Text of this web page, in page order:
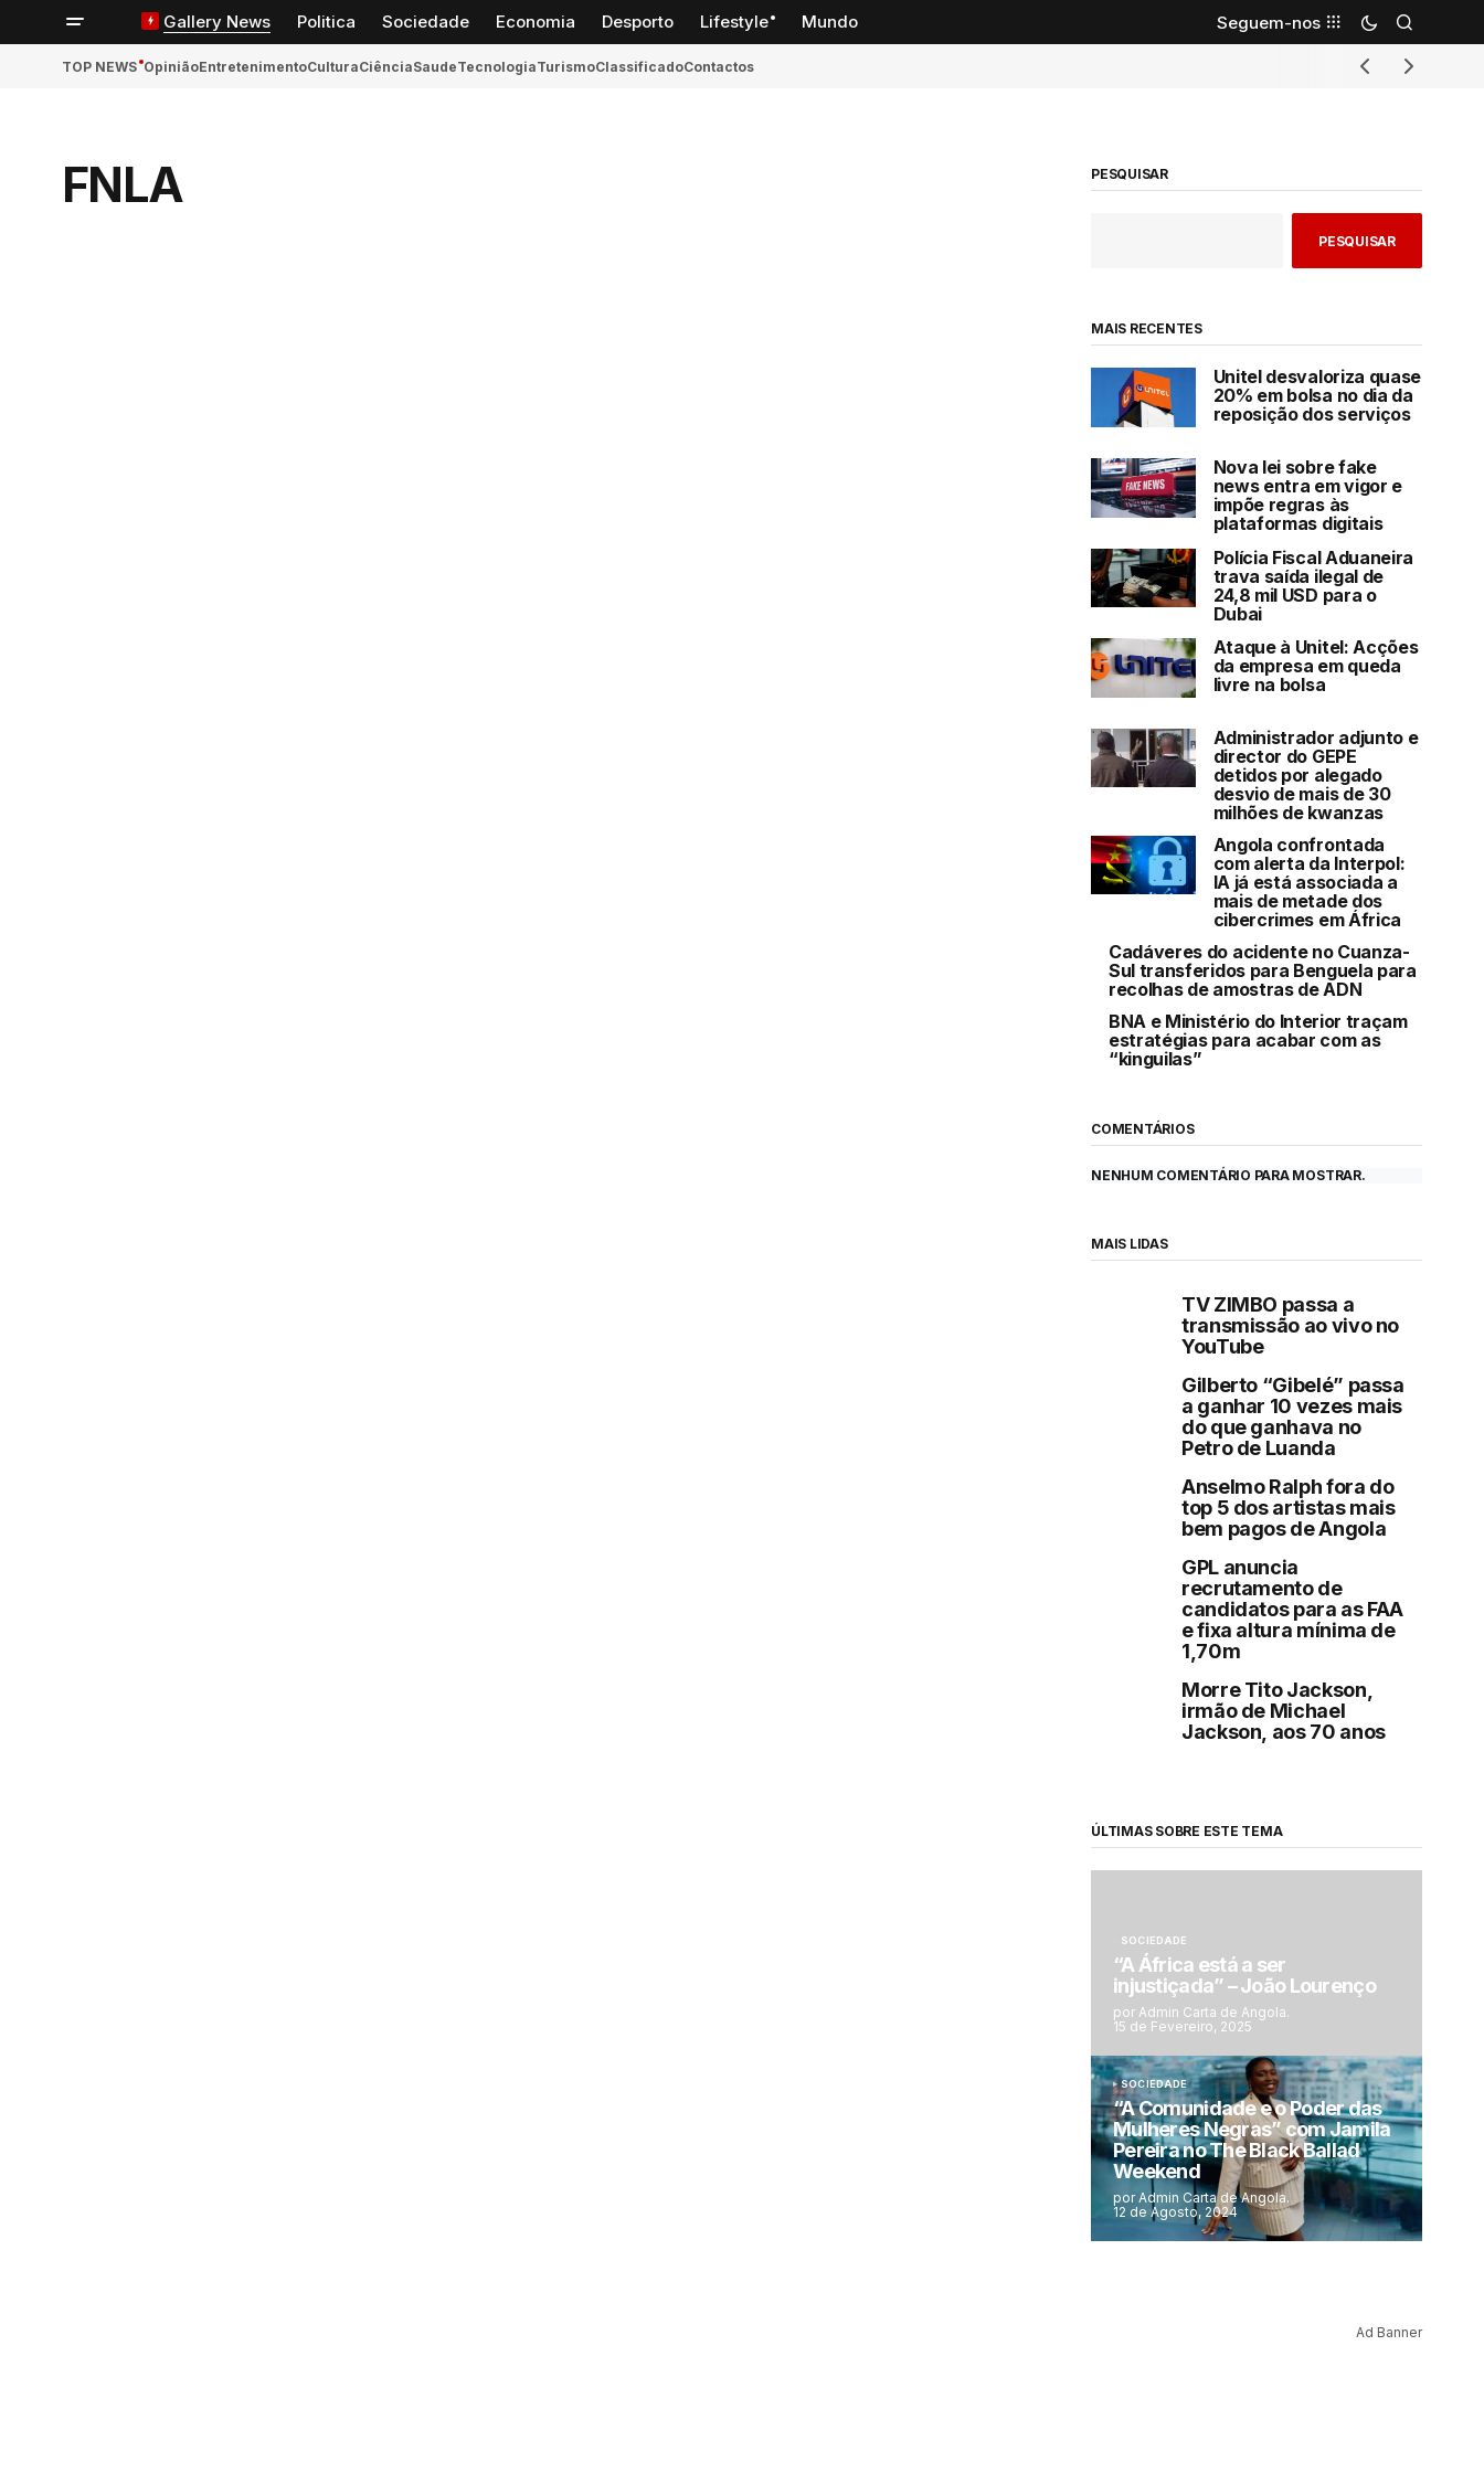
Gallery News Politica Sociedade Economia Desporto Lifestyle Mundo Seguem-nos
TOP NEWS OpiniãoEntretenimentoCulturaCiênciaSaudeTecnologiaTurismoClassificadoContactos
FNLA PESQUISAR
PESQUISAR
MAIS RECENTES
Unitel desvaloriza quase
20% em bolsa no dia da
reposição dos serviços
Nova lei sobre fake
news entra em vigor e
impõe regras às
plataformas digitais
Polícia Fiscal Aduaneira
trava saída ilegal de
24,8 mil USD para o
Dubai
Ataque à Unitel: Acções
da empresa em queda
livre na bolsa
Administrador adjunto e
director do GEPE
detidos por alegado
desvio de mais de 30
milhões de kwanzas
Angola confrontada
com alerta da Interpol:
IA já está associada a
mais de metade dos
cibercrimes em África
Cadáveres do acidente no Cuanza-
Sul transferidos para Benguela para
recolhas de amostras de ADN
BNA e Ministério do Interior traçam
estratégias para acabar com as
“kinguilas”
COMENTÁRIOS
NENHUM COMENTÁRIO PARA MOSTRAR.
MAIS LIDAS
TV ZIMBO passa a
transmissão ao vivo no
YouTube
Gilberto “Gibelé” passa
a ganhar 10 vezes mais
do que ganhava no
Petro de Luanda
Anselmo Ralph fora do
top 5 dos artistas mais
bem pagos de Angola
GPL anuncia
recrutamento de
candidatos para as FAA
e fixa altura mínima de
1,70m
Morre Tito Jackson,
irmão de Michael
Jackson, aos 70 anos
ÚLTIMAS SOBRE ESTE TEMA
SOCIEDADE
“A África está a ser
injustiçada” – João Lourenço
por Admin Carta de Angola.
15 de Fevereiro, 2025
SOCIEDADE
“A Comunidade e o Poder das
Mulheres Negras” com Jamila
Pereira no The Black Ballad
Weekend
por Admin Carta de Angola.
12 de Agosto, 2024
Ad Banner